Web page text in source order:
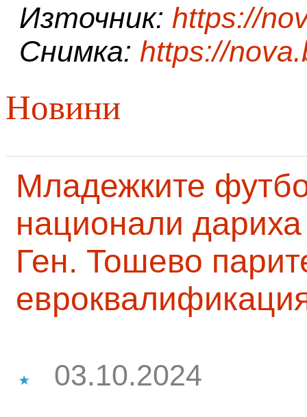
Източник: https://
Снимка: https://
Новини
Младежките
национали
Ген. Тошево
03.10.2024